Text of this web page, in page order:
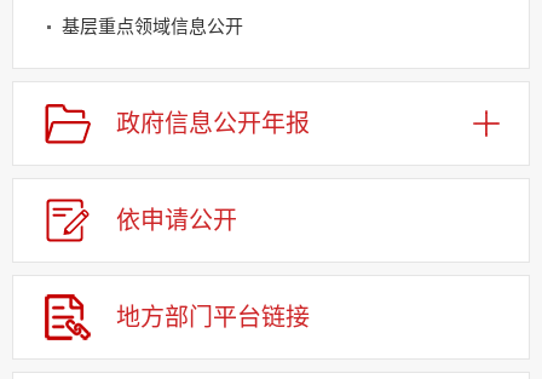
基层重点领域信息公开
建议提案办理
应急管理
回应关切
监督保障
其他法定信息
政府信息公开年报
依申请公开
地方部门 平台链接